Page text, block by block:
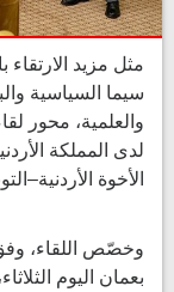
مثل مزيد الارتقاء
سيما السياسية
والعلمية، محور
لدى المملكة
الأخوة
وخصّص اللقاء،
بعمان اليوم